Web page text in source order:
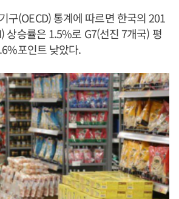
구(OECD) 통계에 따르면 한국의 201
상승률은 1.5%로 G7(선진 7개국) 평
포인트 낮았다.